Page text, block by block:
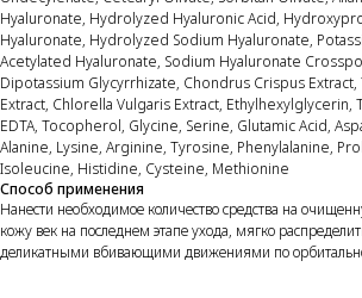
Hyaluronate, Hydrolyzed Hyaluronic Acid,
Hyaluronate, Hydrolyzed Sodium Hyaluronate,
Acetylated Hyaluronate, Sodium Hyaluronate
Dipotassium Glycyrrhizate, Chondrus Crispus
Extract, Chlorella Vulgaris Extract,
EDTA, Tocopherol, Glycine, Serine, Glutamic Acid,
Alanine, Lysine, Arginine, Tyrosine, Phenylalanine,
Isoleucine, Histidine, Cysteine, Methionine
Способ применения
Нанести необходимое количество средства на
кожу век на последнем этапе ухода, мягко
деликатными вбивающими движениями по